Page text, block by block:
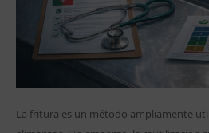
La fritura es un método ampliamente